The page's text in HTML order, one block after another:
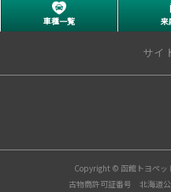
車種一覧 来
サイ
八雲店(二海郡八雲町) | 函館トヨペット
木古内店 | 函館トヨペット
森店(茅部郡森町) | 函館トヨペット
Copyright © 函館トヨペッ
古物商許可証番号 北海道